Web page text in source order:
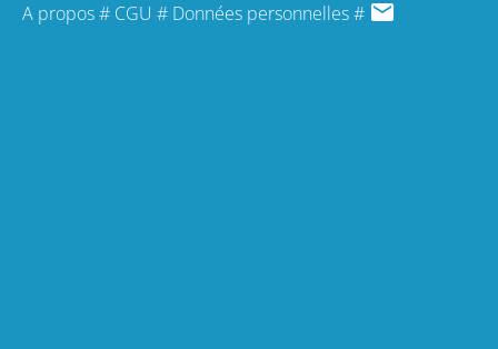
A propos# CGU # Données personnelles#